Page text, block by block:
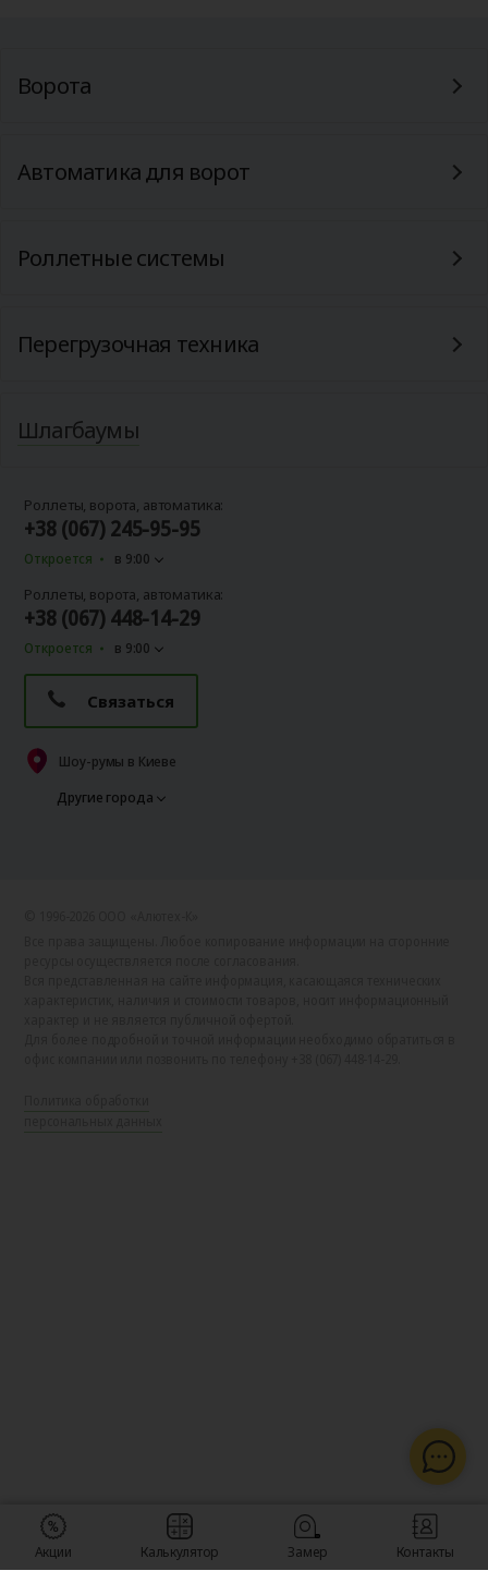
Ворота
Автоматика для ворот
Роллетные системы
Перегрузочная техника
Шлагбаумы
Роллеты, ворота, автоматика:
+38 (067) 245-95-95
Откроется
в 9:00
Роллеты, ворота, автоматика:
+38 (067) 448-14-29
Откроется в 9:00
Связаться
Шоу-румы в Киеве
Другие города
Акции Калькулятор Замер Контакты